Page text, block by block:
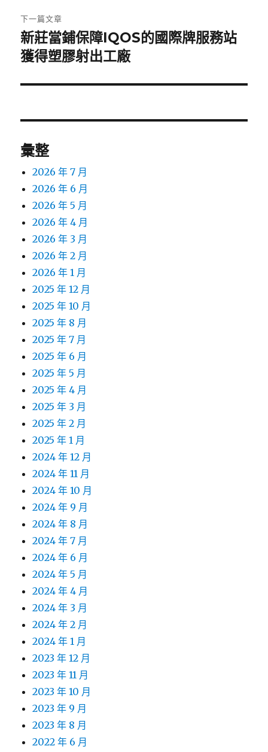
章:
下一篇文章
下
一
文
新莊當鋪保障IQOS的國際牌服務站
獲得塑膠射出工廠
彙整
2026 年 7 月
2026 年 6 月
2026 年 5 月
2026 年 4 月
2026 年 3 月
2026 年 2 月
2026 年 1 月
2025 年 12 月
2025 年 10 月
2025 年 8 月
2025 年 7 月
2025 年 6 月
2025 年 5 月
2025 年 4 月
2025 年 3 月
2025 年 2 月
2025 年 1 月
2024 年 12 月
2024 年 11 月
2024 年 10 月
2024 年 9 月
2024 年 8 月
2024 年 7 月
2024 年 6 月
2024 年 5 月
2024 年 4 月
2024 年 3 月
2024 年 2 月
2024 年 1 月
2023 年 12 月
2023 年 11 月
2023 年 10 月
2023 年 9 月
2023 年 8 月
2022 年 6 月